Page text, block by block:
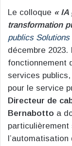
Le colloque « IA
transformation
publics Solutions
décembre
fonctionnement
services
pour le service
Directeur de
Bernabotto a
particulièrement